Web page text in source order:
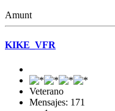
Amunt
KIKE_VFR
Veterano
Mensajes: 171